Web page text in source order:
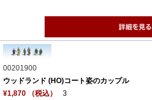
00201900
ウッドランド (HO)コート姿のカップル
¥1,870 （税込）
3